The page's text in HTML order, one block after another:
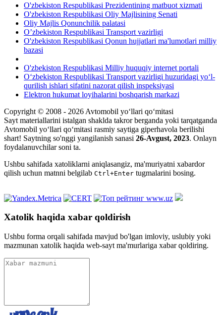
O'zbekiston Respublikasi Prezidentining matbuot xizmati
O'zbekiston Respublikasi Oliy Majlisining Senati
Oliy Majlis Qonunchilik palatasi
O’zbekiston Respublikasi Transport vazirligi
O'zbekiston Respublikasi Qonun hujjatlari ma'lumotlari milliy
bazasi
O'zbekiston Respublikasi Milliy huquqiy internet portali
O‘zbekiston Respublikasi Transport vazirligi huzuridagi yo‘l-
qurilish ishlari sifatini nazorat qilish inspeksiyasi
Elektron hukumat loyihalarini boshqarish markazi
Copyright © 2008 - 2026 Avtomobil yo‘llari qo‘mitasi
Sayt materiallarini istalgan shaklda takror berganda yoki tarqatganda
Avtomobil yo‘llari qo‘mitasi rasmiy saytiga giperhavola berilishi
shart! Saytning so'nggi yangilanish sanasi 26-Avgust, 2023. Onlayn
foydalanuvchilar soni ta.
Ushbu sahifada xatoliklarni aniqlasangiz, ma'muriyatni xabardor
qilish uchun matnni belgilab Ctrl+Enter tugmalarini bosing.
Xatolik haqida xabar qoldirish
Ushbu forma orqali sahifada mavjud bo'lgan imloviy, uslubiy yoki
mazmunan xatolik haqida web-sayt ma'murlariga xabar qoldiring.